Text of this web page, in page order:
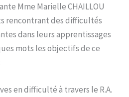
Mme Marielle CHAILLOU
rencontrant des difficultés
dans leurs apprentissages
mots les objectifs de ce
en difficulté à travers le R.A.